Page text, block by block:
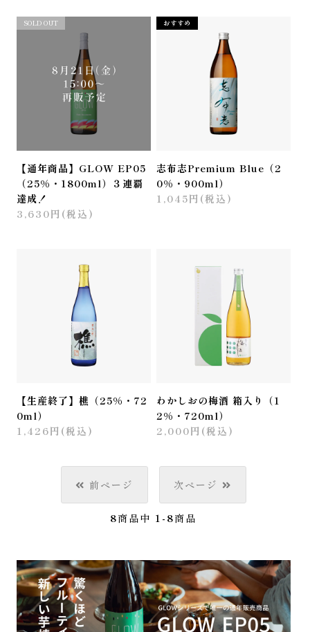
おすすめ
【通年商品】GLOW EP05
（25%・1800ml）３連覇
達成！
3,630円(税込)
SOLD OUT おすすめ
志布志Premium Blue（2
0%・900ml）
1,045円(税込)
【生産終了】樵（25%・72
0ml）
1,426円(税込)
わかしおの梅酒 箱入り（1
2%・720ml）
2,000円(税込)
前ページ 次ページ
8商品中 1-8商品